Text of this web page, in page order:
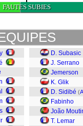
FAUTES SUBIES
D. Subasic
J. Serrano
Jemerson
K. Glik
D. Sidibé (
Fabinho
João
T. Lemar